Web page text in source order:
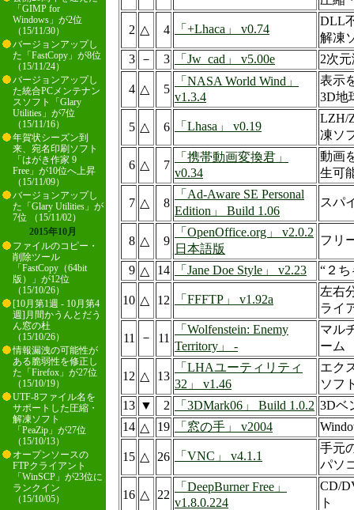
「GIMP for
Windows」が2位
（15/11/30）
バージョンアップし
た「FastCopy」が8位
（15/11/24）
バージョンアップし
た統合PCメンテナン
スソフト「Glary
Utilities」が7位
（15/11/16）
年賀状シーズン到
来、宛名印刷ソフト
「はがき作家 9
Free」が10位へ上昇
（15/11/09）
バージョンアップし
た「Glary Utilities」が
7位 （15/11/02）
2015年10月
ファイルのコピー・
削除ツール
「FastCopy（64bit
版）」が12位
（15/10/26）
[10月第1週 - 10月第4
週]月間かうんとだう
ん窓の杜
（15/10/26）
情報漏洩の可能性が
ある脆弱性を修正し
た「Firefox」が27位
（15/10/19）
UTF-8ファイル名を
サポートした圧縮・
解凍ソフト
「PeaZip」が27位
（15/10/13）
オープンソースの
FTPクライアント
「WinSCP」が23位に
ランクイン
（15/10/05）
2 △ 4 「+Lhaca」 v0.74
DLL
解凍
3 － 3 「Jw_cad」 v5.00e 2次
4 △ 5
「NASA World Wind」
v1.3.4
表示
3D地
5 △ 6 「Lhasa」 v0.19
LZH/
凍ソ
6 △ 7
「携帯動画変換君」
v0.34
動画
生可
7 △ 8
「Ad-Aware SE Personal
Edition」 Build 1.06
スパ
8 △ 9
「OpenOffice.org」 v2.0.2
日本語版
フリ
9 △ 14 「Jane Doe Style」 v2.23 “２
10 △ 12 「FFFTP」 v1.92a
左右
ライ
11 － 11
「Wolfenstein: Enemy
Territory」 -
マル
ーム
12 △ 13
「LHAユーティリティ
32」 v1.46
エク
ソフ
13 ▼ 2 「3DMark06」 Build 1.0.2 3Dベ
14 △ 19 「窓の手」 v2004
15 △ 26 「VNC」 v4.1.1
手元
パソ
16 △ 22
「DeepBurner Free」
v1.8.0.224
CD/
ト